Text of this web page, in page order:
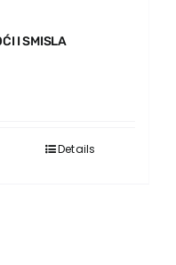
I SMISLA
Details